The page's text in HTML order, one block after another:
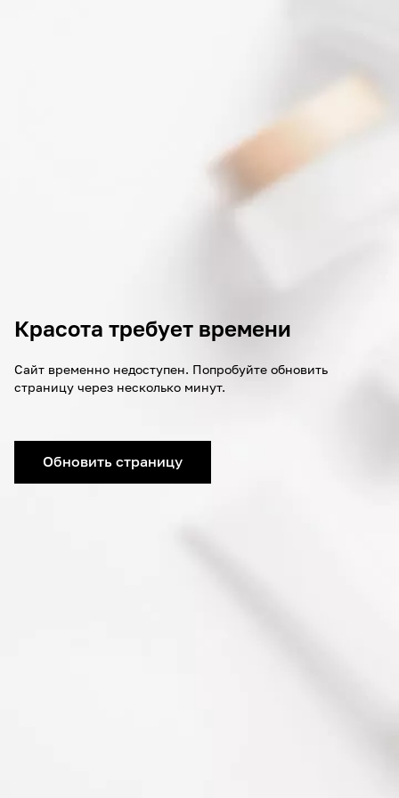
Красота требует времени
Сайт временно недоступен. Попробуйте обновить
страницу через несколько минут.
Обновить страницу